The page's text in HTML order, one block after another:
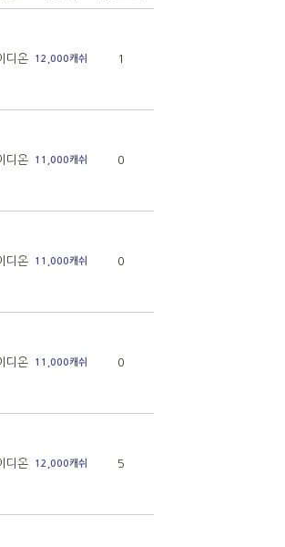
디온 12,000캐쉬 1
디온 11,000캐쉬 0
디온 11,000캐쉬 0
디온 11,000캐쉬 0
디온 12,000캐쉬 5